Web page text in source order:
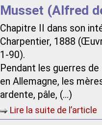
Musset (Alfred
Chapitre II dans son
Charpentier, 1888
1-90).
Pendant les guerres
en Allemagne, les
ardente, pâle, (…)
Lire la suite de l’article